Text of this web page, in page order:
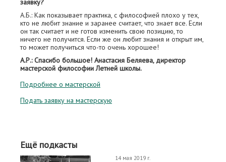
заявку?
А.Б.: Как показывает практика, с философией плохо у тех,
кто не любит знание и заранее считает, что знает все. Если
он так считает и не готов изменить свою позицию, то
ничего не получится. Если же он любит знания и открыт им,
то может получиться что-то очень хорошее!
А.Р.: Спасибо большое! Анастасия Беляева, директор
мастерской философии Летней школы.
Подробнее о мастерской
Подать заявку на мастерскую
Ещё подкасты
14 мая 2019 г.